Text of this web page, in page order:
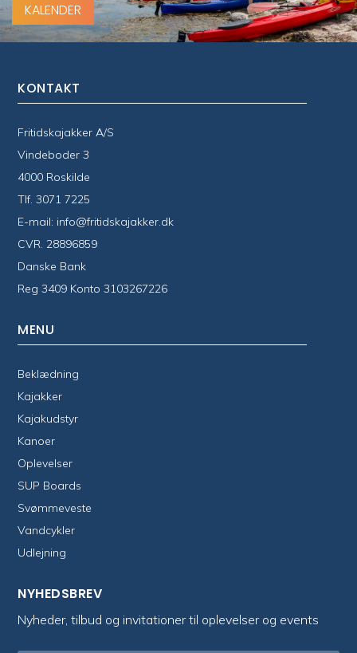
KALENDER
KONTAKT
Fritidskajakker A/S
Vindeboder 3
4000 Roskilde
Tlf.3071 7225
E-mail: info@fritidskajakker.dk
CVR. 28896859
Danske Bank
Reg 3409 Konto 3103267226
MENU
Beklædning
Kajakker
Kajakudstyr
Kanoer
Oplevelser
SUP Boards
Svømmeveste
Vandcykler
Udlejning
NYHEDSBREV
Nyheder, tilbud og invitationer til oplevelser og events